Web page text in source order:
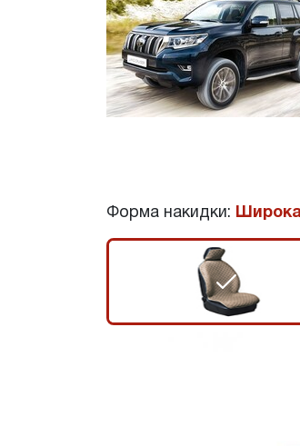
Форма накидки:
r